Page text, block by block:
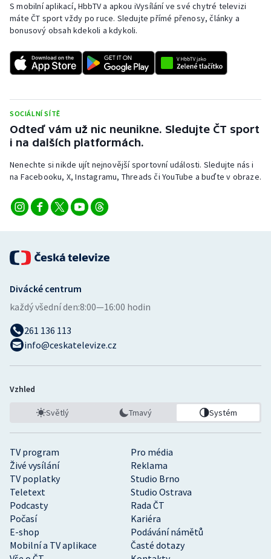
Stolní tenis
Triatlon
Vodní slalom
Volejbal
Ostatní
S mobilní aplikací, HbbTV a apkou iVysílání ve své chytré televizi
máte ČT sport vždy po ruce. Sledujte přímé přenosy, články a
bonusový obsah kdekoli a kdykoli.
SOCIÁLNÍ SÍTĚ
Odteď vám už nic neunikne. Sledujte ČT sport
i na dalších platformách.
Nenechte si nikde ujít nejnovější sportovní události. Sledujte nás i
na Facebooku, X, Instagramu, Threads či YouTube a buďte v obraze.
TV program
Pro média
Živé vysílání
Reklama
TV poplatky
Studio Brno
Teletext
Studio Ostrava
Podcasty
Rada ČT
Počasí
Kariéra
E-shop
Podávání námětů
Mobilní a TV aplikace
Časté dotazy
Divácké centrum
každý všední den:8:00—16:00 hodin
261 136 113
info@ceskatelevize.cz
Vzhled
Světlý Tmavý Systém